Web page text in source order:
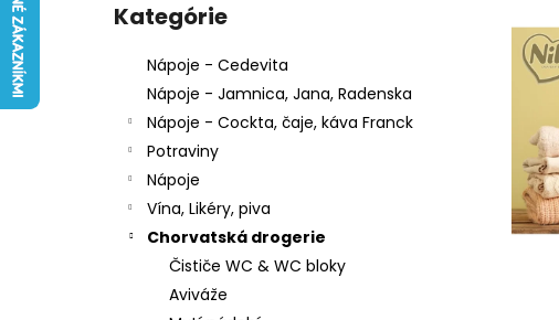
Preskočiť
kategórie
Kategórie
Nápoje - Cedevita
Nápoje - Jamnica, Jana, Radenska
Nápoje - Cockta, čaje, káva Franck
Potraviny
Nápoje
Vína, Likéry, piva
Chorvatská drogerie
Čističe WC & WC bloky
Aviváže